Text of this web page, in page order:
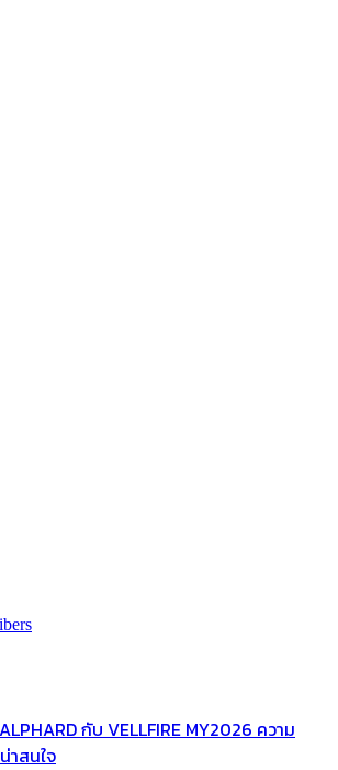
กับ VELLFIRE MY2026 ความ
าสนใจ